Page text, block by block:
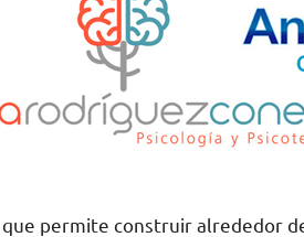
permite construir alrededor